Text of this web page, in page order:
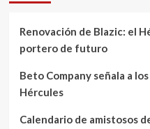
Renovación de Blazic: el
portero de futuro
Beto Company señala a
Hércules
Calendario de amistosos